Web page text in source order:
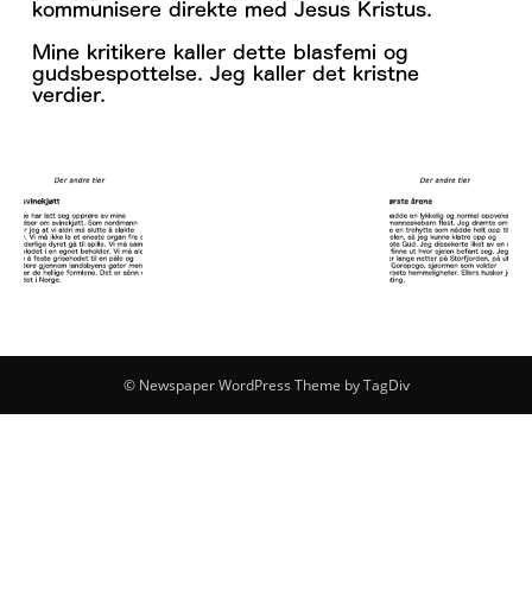
© Newspaper WordPress Theme by TagDiv